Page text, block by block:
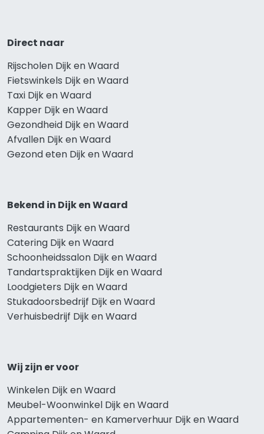
Direct naar
Rijscholen Dijk en Waard
Fietswinkels Dijk en Waard
Taxi Dijk en Waard
Kapper Dijk en Waard
Gezondheid Dijk en Waard
Afvallen Dijk en Waard
Gezond eten Dijk en Waard
Bekend in Dijk en Waard
Restaurants Dijk en Waard
Catering Dijk en Waard
Schoonheidssalon Dijk en Waard
Tandartspraktijken Dijk en Waard
Loodgieters Dijk en Waard
Stukadoorsbedrijf Dijk en Waard
Verhuisbedrijf Dijk en Waard
Wij zijn er voor
Winkelen Dijk en Waard
Meubel-Woonwinkel Dijk en Waard
Appartementen- en Kamerverhuur Dijk en Waard